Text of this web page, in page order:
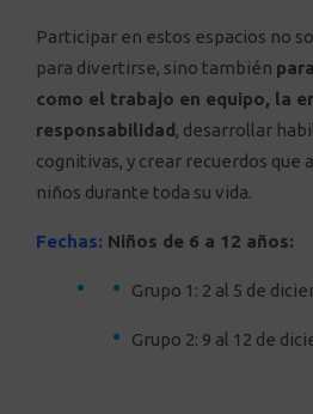
Participar en estos espacios no
para divertirse, sino también
como el trabajo en equipo, la
responsabilidad, desarrollar
cognitivas, y crear recuerdos que
niños durante toda su vida.
Fechas: Niños de 6 a 12 años:
Grupo 1: 2 al 5 de
Grupo 2: 9 al 12 de